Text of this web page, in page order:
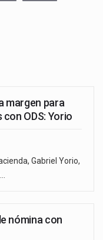
margen para
ODS: Yorio
Gabriel Yorio,
nómina con